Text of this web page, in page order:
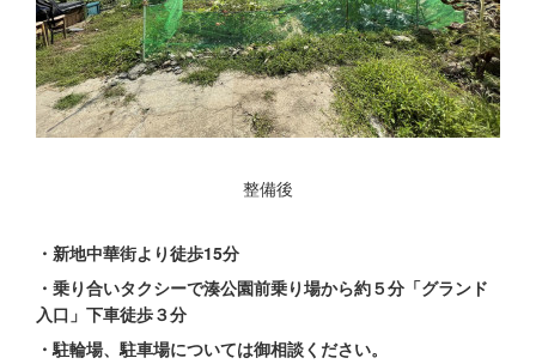
整備後
・新地中華街より徒歩15分
・乗り合いタクシーで湊公園前乗り場から約５分「グランド
入口」下車徒歩３分
・駐輪場、駐車場については御相談ください。